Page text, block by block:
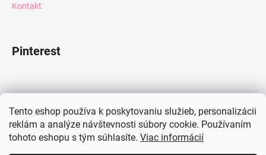
Tento eshop používa k poskytovaniu služieb, personalizácii
reklám a analýze návštevnosti súbory cookie. Používaním
tohoto eshopu s tým súhlasíte. Viac informácií
Kontakt
Pinterest
Instagram